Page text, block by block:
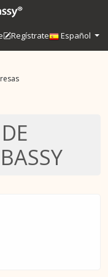
Regístrate Español